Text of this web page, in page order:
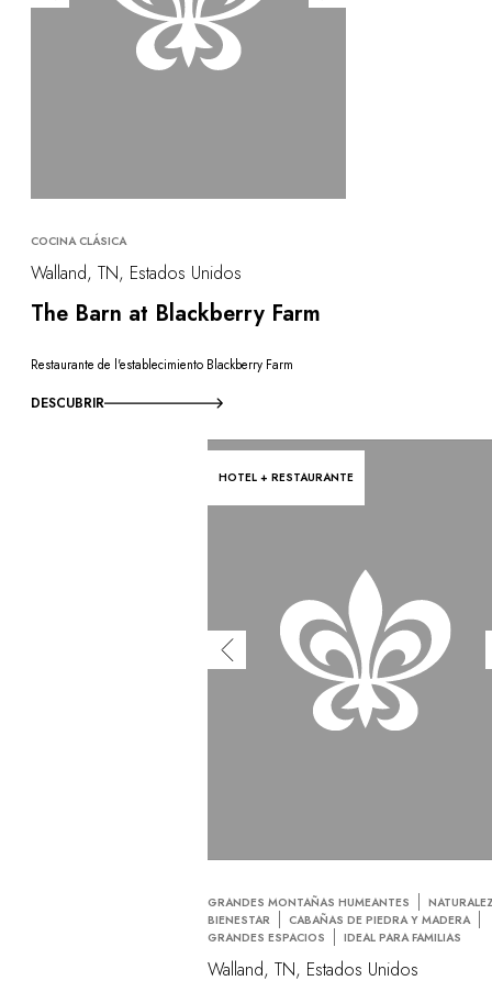
COCINA CLÁSICA
Walland, TN, Estados Unidos
The Barn at Blackberry Farm
Restaurante de l'establecimiento Blackberry Farm
DESCUBRIR
HOTEL + RESTAURANTE
GRANDES MONTAÑAS HUMEANTES
BIENESTAR
CABAÑAS DE PIEDRA Y MADERA
GRANDES ESPACIOS
IDEAL PARA FAMILIAS
Walland, TN, Estados Unidos